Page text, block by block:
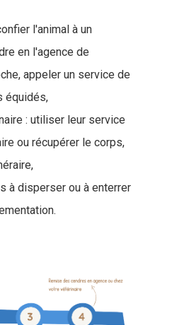
l'animal à un
en l'agence de
appeler un service de
équidés,
: utiliser leur service
ou récupérer le corps,
à disperser ou à enterrer